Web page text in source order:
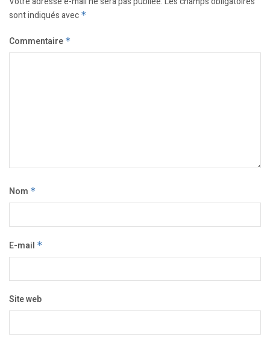
sont indiqués avec *
Commentaire *
Nom *
E-mail *
Site web